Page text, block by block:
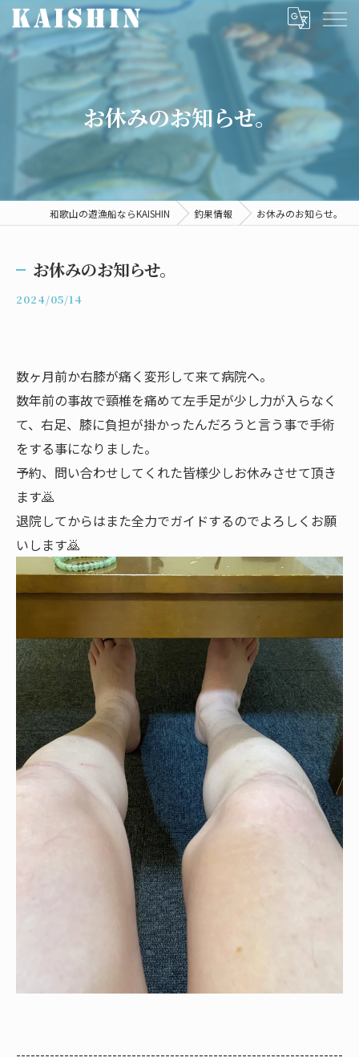
お休みのお知らせ。
和歌山の遊漁船ならKAISHIN 釣果情報 お休みのお知らせ。
お休みのお知らせ。
2024/05/14
数ヶ月前か右膝が痛く変形して来て病院へ。
数年前の事故で頸椎を痛めて左手足が少し力が入らなく
て、右足、膝に負担が掛かったんだろうと言う事で手術
をする事になりました。
予約、問い合わせしてくれた皆様少しお休みさせて頂き
ます🙇
退院してからはまた全力でガイドするのでよろしくお願
いします🙇